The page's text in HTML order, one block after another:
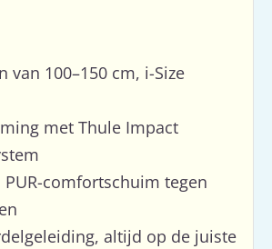
van 100–150 cm, i-Size
met Thule Impact
comfortschuim tegen
altijd op de juiste